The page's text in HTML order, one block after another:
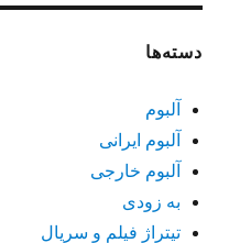
دسته‌ها
آلبوم
آلبوم ایرانی
آلبوم خارجی
به زودی
تیتراژ فیلم و سریال